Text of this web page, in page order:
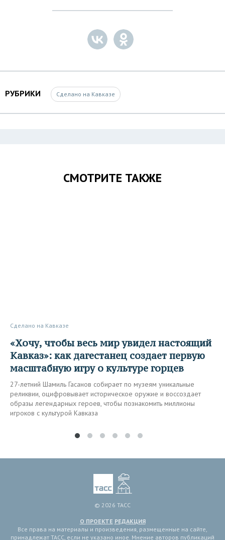
РУБРИКИ Сделано на Кавказе
СМОТРИТЕ ТАКЖЕ
Сделано на Кавказе
«Хочу, чтобы весь мир увидел настоящий
Кавказ»: как дагестанец создает первую
масштабную игру о культуре горцев
27-летний Шамиль Гасанов собирает по музеям уникальные
реликвии, оцифровывает историческое оружие и воссоздает
образы легендарных героев, чтобы познакомить миллионы
игроков с культурой Кавказа
© 2026 ТАСС
О ПРОЕКТЕ РЕДАКЦИЯ
Все права на материалы и произведения, размещенные на сайте,
принадлежат ТАСС, если не указано иное. Мнение авторов публикаций